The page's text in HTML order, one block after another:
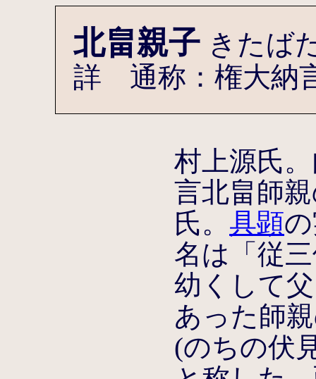
北畠親子 きたば
詳 通称：権大納
村上源氏
言北畠師
氏。 具顕
名は「従
幼くして
あった師
(のちの伏